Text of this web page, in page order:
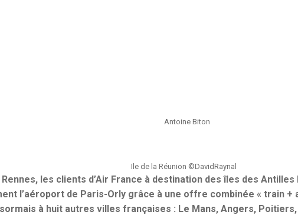
Antoine Biton
Ile de la Réunion ©DavidRaynal
les clients d’Air France à destination des îles des
l’aéroport de Paris-Orly grâce à une offre combinée « train +
à huit autres villes françaises : Le Mans, Angers,